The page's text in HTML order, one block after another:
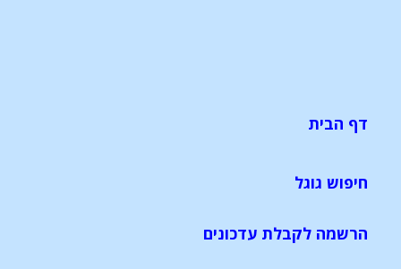
דף הבית
חיפוש גוגל
הרשמה לקבלת עדכונים